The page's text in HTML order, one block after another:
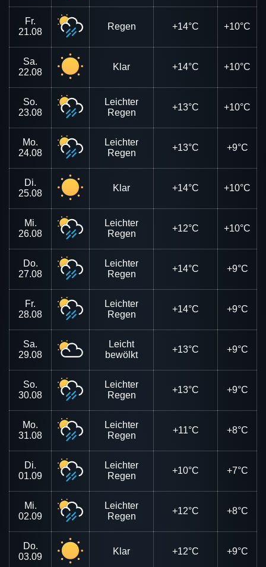
Fr.
21.08
Regen +14°C +10°C
Sa.
22.08
Klar +14°C +10°C
So.
23.08
Leichter
Regen
+13°C +10°C
Mo.
24.08
Leichter
Regen
+13°C +9°C
Di.
25.08
Klar +14°C +10°C
Mi.
26.08
Leichter
Regen
+12°C +10°C
Do.
27.08
Leichter
Regen
+14°C +9°C
Fr.
28.08
Leichter
Regen
+14°C +9°C
Sa.
29.08
Leicht
bewölkt
+13°C +9°C
So.
30.08
Leichter
Regen
+13°C +9°C
Mo.
31.08
Leichter
Regen
+11°C +8°C
Di.
01.09
Leichter
Regen
+10°C +7°C
Mi.
02.09
Leichter
Regen
+12°C +8°C
Do.
03.09
Klar +12°C +9°C